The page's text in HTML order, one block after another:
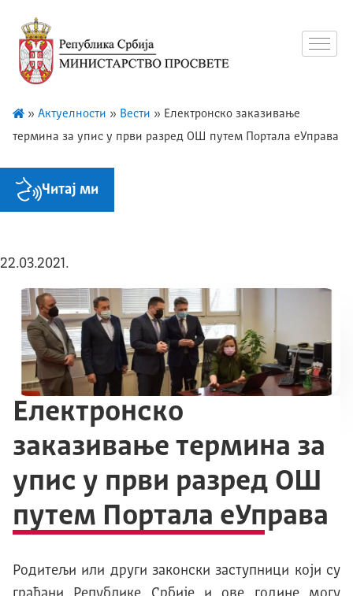
» Актуелности » Вести » Електронско заказивање
термина за упис у први разред ОШ путем Портала еУправа
Читај ми
22.03.2021.
Електронско
заказивање термина за
упис у први разред ОШ
путем Портала еУправа
Родитељи или други законски заступници који су